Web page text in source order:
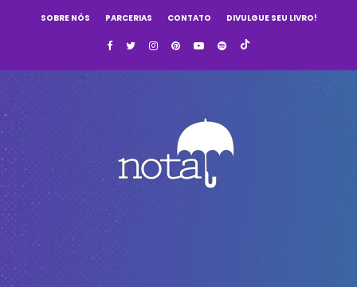
SOBRE NÓS PARCERIAS CONTATO DIVULGUE SEU LIVRO!